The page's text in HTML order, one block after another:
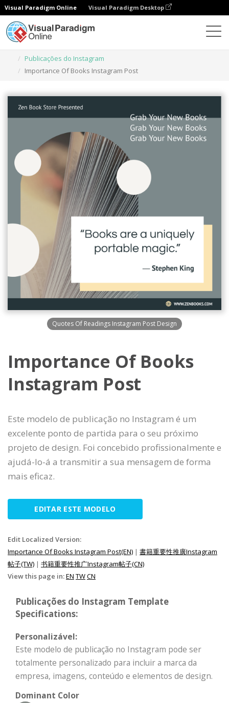
Visual Paradigm Online Visual Paradigm Desktop
Publicações do Instagram
Importance Of Books Instagram Post
Quotes Of Readings Instagram Post Design
Importance Of Books
Instagram Post
Este modelo de publicação no Instagram é um
excelente ponto de partida para o seu próximo
projeto de design. Foi concebido profissionalmente e
ajudá-lo-á a transmitir a sua mensagem de forma
mais eficaz.
EDITAR ESTE MODELO
Edit Localized Version:
Importance Of Books Instagram Post(EN) | 書籍重要性推廣Instagram
帖子(TW) | 书籍重要性推广Instagram帖子(CN)
View this page in:EN TWCN
Publicações do Instagram Template
Specifications:
Personalizável:
Este modelo de publicação no Instagram pode ser
totalmente personalizado para incluir a marca da
empresa, imagens, conteúdo e elementos de design.
Dominant Color